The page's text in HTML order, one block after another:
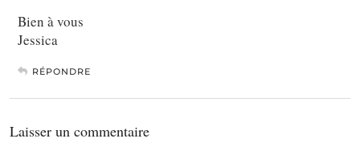
Bien à vous
Jessica
RÉPONDRE
Laisser un commentaire